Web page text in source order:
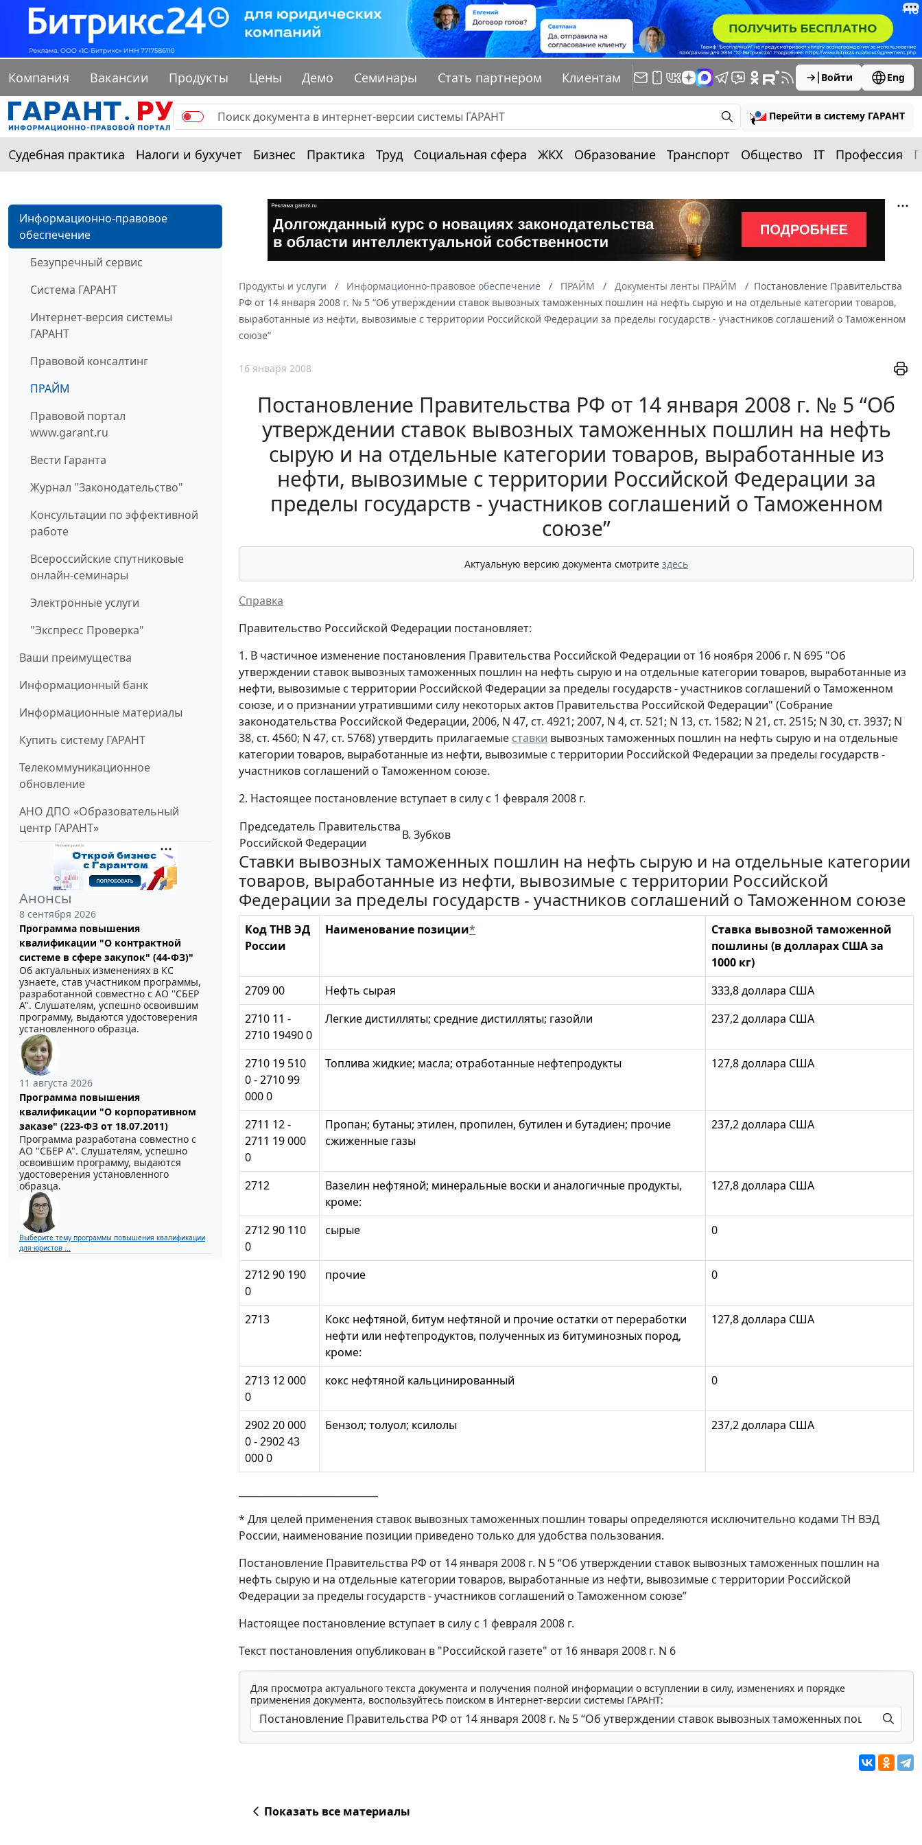
Компания Вакансии Продукты Цены Демо Семинары Стать партнером Клиентам Войти Eng
Перейти в систему ГАРАНТ
Судебная практика Налоги и бухучет Бизнес Практика Труд Социальная сфера ЖКХ Образование Транспорт Общество IT Профессия
Информационно-правовое
обеспечение
Безупречный сервис
Система ГАРАНТ
Интернет-версия системы
ГАРАНТ
Правовой консалтинг
ПРАЙМ
Правовой портал
www.garant.ru
Вести Гаранта
Журнал "Законодательство"
Консультации по эффективной
работе
Всероссийские спутниковые
онлайн-семинары
Электронные услуги
"Экспресс Проверка"
Ваши преимущества
Информационный банк
Информационные материалы
Купить систему ГАРАНТ
Телекоммуникационное
обновление
АНО ДПО «Образовательный
центр ГАРАНТ»
Анонсы
8 сентября 2026
Программа повышения
квалификации "О контрактной
системе в сфере закупок" (44-ФЗ)"
Об актуальных изменениях в КС
узнаете, став участником программы,
разработанной совместно с АО ''СБЕР
А". Слушателям, успешно освоившим
программу, выдаются удостоверения
установленного образца.
11 августа 2026
Программа повышения
квалификации "О корпоративном
заказе" (223-ФЗ от 18.07.2011)
Программа разработана совместно с
АО ''СБЕР А". Слушателям, успешно
освоившим программу, выдаются
удостоверения установленного
образца.
Выберите тему программы повышения квалификации
для юристов ...
Продукты и услуги Информационно-правовое обеспечение ПРАЙМ Документы ленты ПРАЙМ
Постановление Правительства
РФ от 14 января 2008 г. № 5 “Об утверждении ставок вывозных таможенных пошлин на нефть сырую и на отдельные категории товаров,
выработанные из нефти, вывозимые с территории Российской Федерации за пределы государств - участников соглашений о Таможенном
союзе”
16 января 2008
Постановление Правительства РФ от 14 января 2008 г. № 5 “Об
утверждении ставок вывозных таможенных пошлин на нефть
сырую и на отдельные категории товаров, выработанные из
нефти, вывозимые с территории Российской Федерации за
пределы государств - участников соглашений о Таможенном
союзе”
Актуальную версию документа смотрите здесь
Справка
Правительство Российской Федерации постановляет:
1. В частичное изменение постановления Правительства Российской Федерации от 16 ноября 2006 г. N 695 "Об
утверждении ставок вывозных таможенных пошлин на нефть сырую и на отдельные категории товаров, выработанные из
нефти, вывозимые с территории Российской Федерации за пределы государств - участников соглашений о Таможенном
союзе, и о признании утратившими силу некоторых актов Правительства Российской Федерации" (Собрание
законодательства Российской Федерации, 2006, N 47, ст. 4921; 2007, N 4, ст. 521; N 13, ст. 1582; N 21, ст. 2515; N 30, ст. 3937; N
38, ст. 4560; N 47, ст. 5768) утвердить прилагаемые ставки вывозных таможенных пошлин на нефть сырую и на отдельные
категории товаров, выработанные из нефти, вывозимые с территории Российской Федерации за пределы государств -
участников соглашений о Таможенном союзе.
2. Настоящее постановление вступает в силу с 1 февраля 2008 г.
Председатель Правительства
Российской Федерации
В. Зубков
Ставки вывозных таможенных пошлин на нефть сырую и на отдельные категории
товаров, выработанные из нефти, вывозимые с территории Российской
Федерации за пределы государств - участников соглашений о Таможенном союзе
Код ТНВ ЭД
России
Наименование позиции*
Ставка вывозной таможенной
пошлины (в долларах США за
1000 кг)
2709 00
Нефть сырая
333,8 доллара США
2710 11 -
2710 19490 0
Легкие дистилляты; средние дистилляты; газойли 237,2 доллара США
2710 19 510
0 - 2710 99
000 0
Топлива жидкие; масла; отработанные нефтепродукты 127,8 доллара США
2711 12 -
2711 19 000
0
Пропан; бутаны; этилен, пропилен, бутилен и бутадиен; прочие
сжиженные газы
237,2 доллара США
2712
Вазелин нефтяной; минеральные воски и аналогичные продукты,
кроме:
127,8 доллара США
2712 90 110
0
сырые 0
2712 90 190
0
прочие 0
2713
Кокс нефтяной, битум нефтяной и прочие остатки от переработки
нефти или нефтепродуктов, полученных из битуминозных пород,
кроме:
127,8 доллара США
2713 12 000
0
кокс нефтяной кальцинированный 0
2902 20 000
0 - 2902 43
000 0
Бензол; толуол; ксилолы 237,2 доллара США
* Для целей применения ставок вывозных таможенных пошлин товары определяются исключительно кодами ТН ВЭД
России, наименование позиции приведено только для удобства пользования.
Постановление Правительства РФ от 14 января 2008 г. N 5 “Об утверждении ставок вывозных таможенных пошлин на
нефть сырую и на отдельные категории товаров, выработанные из нефти, вывозимые с территории Российской
Федерации за пределы государств - участников соглашений о Таможенном союзе”
Настоящее постановление вступает в силу с 1 февраля 2008 г.
Текст постановления опубликован в "Российской газете" от 16 января 2008 г. N 6
Для просмотра актуального текста документа и получения полной информации о вступлении в силу, изменениях и порядке
применения документа, воспользуйтесь поиском в Интернет-версии системы ГАРАНТ:
Показать все материалы